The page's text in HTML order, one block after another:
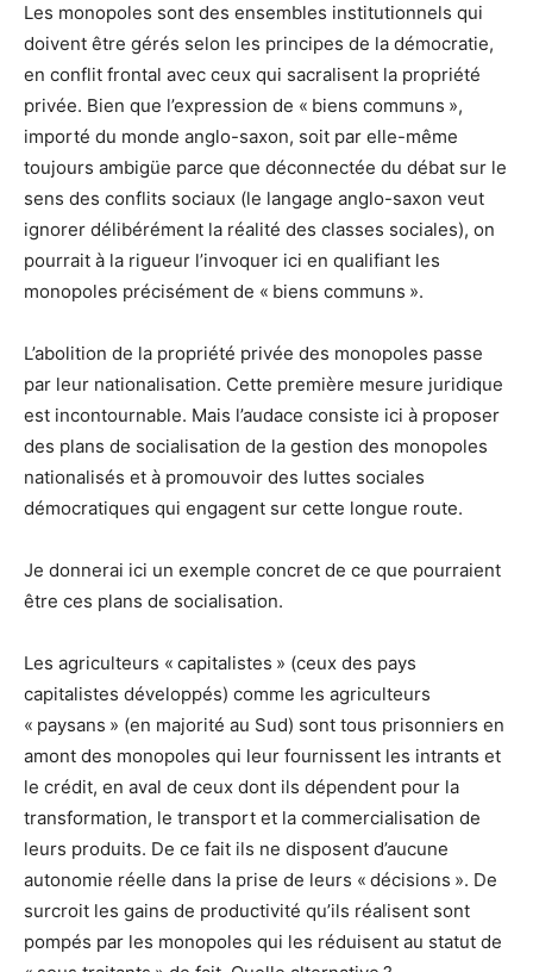
Les monopoles sont des ensembles institutionnels qui
doivent être gérés selon les principes de la démocratie,
en conflit frontal avec ceux qui sacralisent la propriété
privée. Bien que l’expression de « biens communs »,
importé du monde anglo-saxon, soit par elle-même
toujours ambigüe parce que déconnectée du débat sur le
sens des conflits sociaux (le langage anglo-saxon veut
ignorer délibérément la réalité des classes sociales), on
pourrait à la rigueur l’invoquer ici en qualifiant les
monopoles précisément de « biens communs ».
L’abolition de la propriété privée des monopoles passe
par leur nationalisation. Cette première mesure juridique
est incontournable. Mais l’audace consiste ici à proposer
des plans de socialisation de la gestion des monopoles
nationalisés et à promouvoir des luttes sociales
démocratiques qui engagent sur cette longue route.
Je donnerai ici un exemple concret de ce que pourraient
être ces plans de socialisation.
Les agriculteurs « capitalistes » (ceux des pays
capitalistes développés) comme les agriculteurs
« paysans » (en majorité au Sud) sont tous prisonniers en
amont des monopoles qui leur fournissent les intrants et
le crédit, en aval de ceux dont ils dépendent pour la
transformation, le transport et la commercialisation de
leurs produits. De ce fait ils ne disposent d’aucune
autonomie réelle dans la prise de leurs « décisions ». De
surcroit les gains de productivité qu’ils réalisent sont
pompés par les monopoles qui les réduisent au statut de